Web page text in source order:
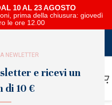
NEWLETTER
e ricevi un
di 10 €
10 AL 23 AGOSTO
prima della chiusura: giovedì
le ore 12.00